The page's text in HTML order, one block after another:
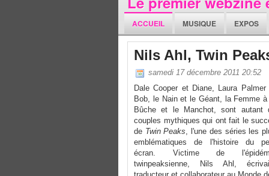
ACCUEIL MUSIQUE EXPOS
Nils Ahl, Twin
samedi 17 décembre 2011 20:52
Dale Cooper et Diane, Laura Palmer
Bob, le Nain et le Géant, la Femme
Bûche et le Manchot, sont autant
couples mythiques qui ont fait le
de Twin Peaks, l'une des séries les
emblématiques de l'histoire du
écran. Victime de
twinpeaksienne, Nils Ahl,